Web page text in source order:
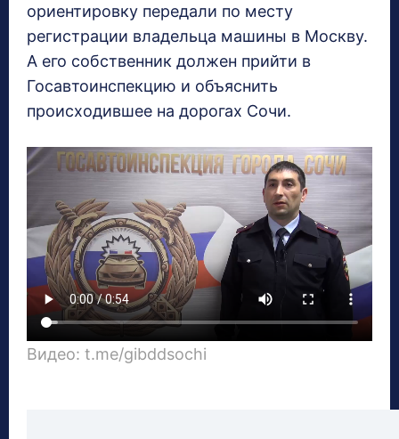
ориентировку передали по месту
регистрации владельца машины в Москву.
А его собственник должен прийти в
Госавтоинспекцию и объяснить
происходившее на дорогах Сочи.
Видео: t.me/gibddsochi